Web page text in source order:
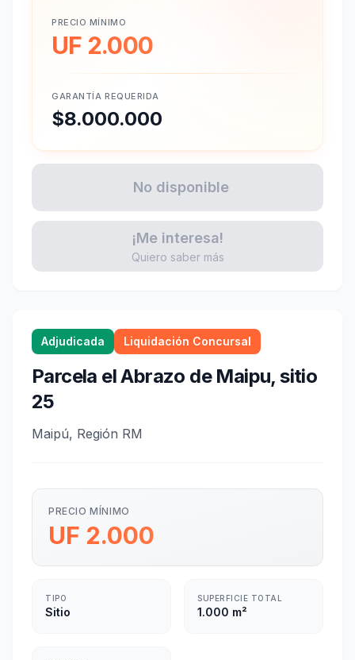
Adjudicada Liquidación Concursal
Parcela el Abrazo de Maipu, sitio
25
Maipú, Región RM
PRECIO MÍNIMO
UF 2.000
TIPO
Sitio
SUPERFICIE TOTAL
1.000 m²
PRECIO MÍNIMO
UF 2.000
GARANTÍA REQUERIDA
$8.000.000
No disponible
¡Me interesa!
Quiero saber más